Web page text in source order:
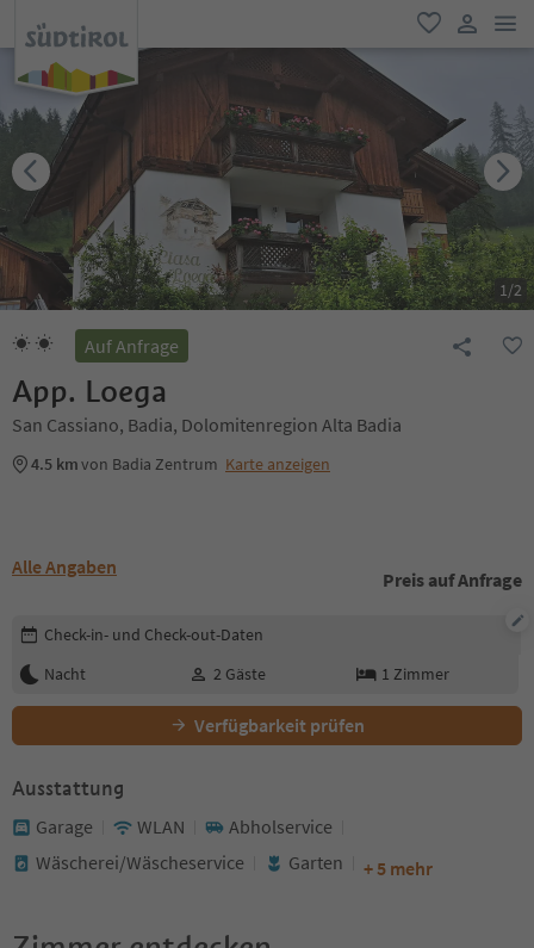
favorit
user link
1/2
Auf Anfrage
App. Loega
San Cassiano, Badia, Dolomitenregion Alta Badia
4.5 kmvon Badia Zentrum Karte anzeigen
Alle Angaben
Preis auf Anfrage
Buchungsdetails bearbeiten
Check-in- und Check-out-Daten
Nacht
2 Gäste 1 Zimmer
Verfügbarkeit prüfen
Ausstattung
Garage WLAN
Abholservice
Wäscherei/Wäscheservice
Garten + 5 mehr